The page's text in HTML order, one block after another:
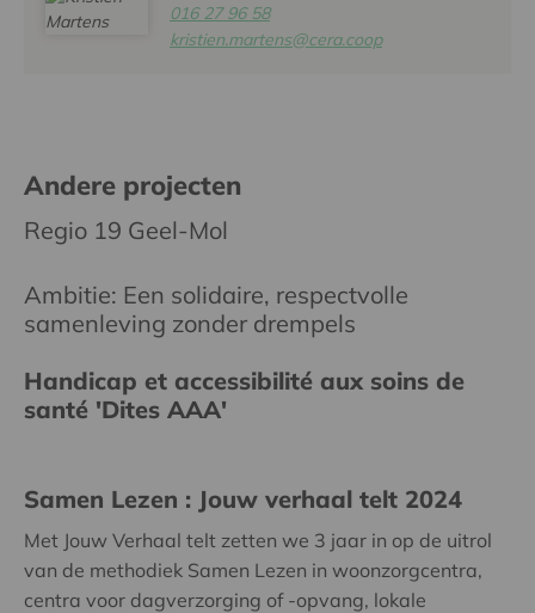
016 27 96 58
kristien.martens@cera.coop
Andere projecten
Regio 19 Geel-Mol
Ambitie: Een solidaire, respectvolle
samenleving zonder drempels
Handicap et accessibilité aux soins de
santé 'Dites AAA'
Samen Lezen : Jouw verhaal telt 2024
Met Jouw Verhaal telt zetten we 3 jaar in op de uitrol
van de methodiek Samen Lezen in woonzorgcentra,
centra voor dagverzorging of -opvang, lokale